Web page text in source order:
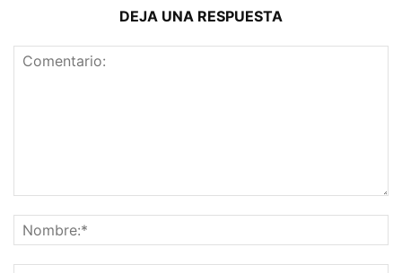
DEJA UNA RESPUESTA